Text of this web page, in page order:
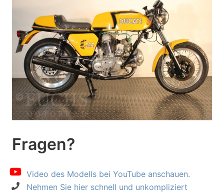
Fragen?
Video des Modells bei YouTube anschauen.
Nehmen Sie hier schnell und unkompliziert